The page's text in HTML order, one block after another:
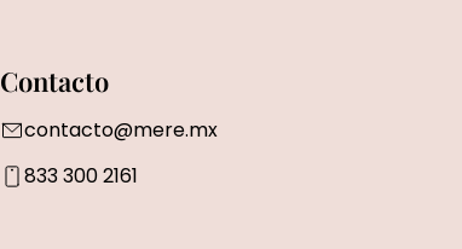
Contacto
contacto@mere.mx
833 300 2161